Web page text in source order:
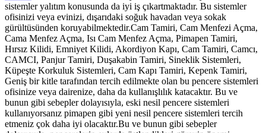
sistemler yalıtım konusunda da iyi iş çıkartmaktadır. Bu sistemler
ofisinizi veya evinizi, dışarıdaki soğuk havadan veya sokak
gürültüsünden koruyabilmektedir.Cam Tamiri, Cam Menfezi Açma,
Cama Menfez Açma, Isı Cam Menfez Açma, Pimapen Tamiri,
Hırsız Kilidi, Emniyet Kilidi, Akordiyon Kapı, Cam Tamiri, Camcı,
CAMCI, Panjur Tamiri, Duşakabin Tamiri, Sineklik Sistemleri,
Küpeşte Korkuluk Sistemleri, Cam Kapı Tamiri, Kepenk Tamiri,
Geniş bir kitle tarafından tercih edilmekte olan bu pencere sistemleri
ofisinize veya dairenize, daha da kullanışlılık katacaktır. Bu ve
bunun gibi sebepler dolayısıyla, eski nesil pencere sistemleri
kullanıyorsanız pimapen gibi yeni nesil pencere sistemleri tercih
etmeniz çok daha iyi olacaktır.Bu ve bunun gibi sebepler